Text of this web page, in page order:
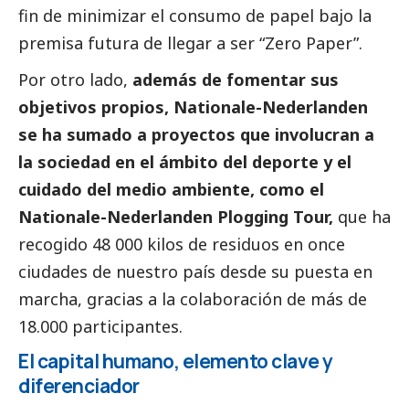
fin de minimizar el consumo de papel bajo la
premisa futura de llegar a ser “Zero Paper”.
Por otro lado, además de fomentar sus
objetivos propios, Nationale-Nederlanden
se ha sumado a proyectos que involucran a
la sociedad en el ámbito del deporte y el
cuidado del medio ambiente, como el
Nationale-Nederlanden Plogging Tour, que ha
recogido 48 000 kilos de residuos en once
ciudades de nuestro país desde su puesta en
marcha, gracias a la colaboración de más de
18.000 participantes.
El capital humano, elemento clave y
diferenciador